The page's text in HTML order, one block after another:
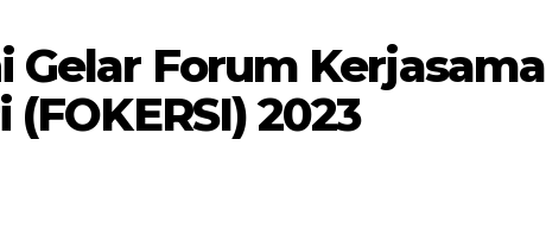
Gelar Forum Kerjasama
2023